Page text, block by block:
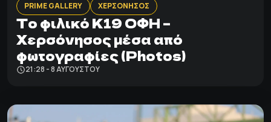
PRIME GALLERY ΧΕΡΣΟΝΗΣΟΣ
Το φιλικό Κ19 ΟΦΗ –
Χερσόνησος μέσα από
φωτογραφίες (Photos)
21:28 - 8 ΑΥΓΟΎΣΤΟΥ